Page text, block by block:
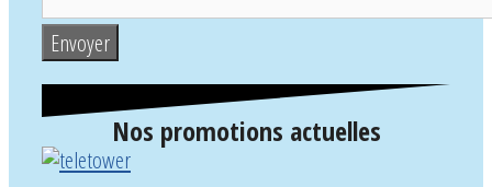
Nos promotions actuelles